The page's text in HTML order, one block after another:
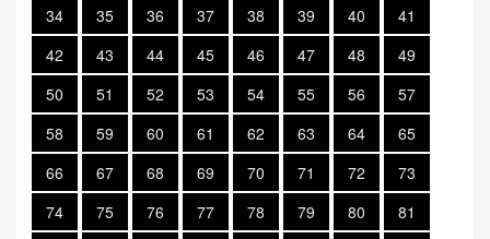
34
35 36 37 38 39 40
41
42
43 44 45 46 47 48
49
50
51 52 53 54 55 56
57
58
59 60 61 62 63 64
65
66
67 68 69 70 71 72
73
74
75 76 77 78 79 80
81